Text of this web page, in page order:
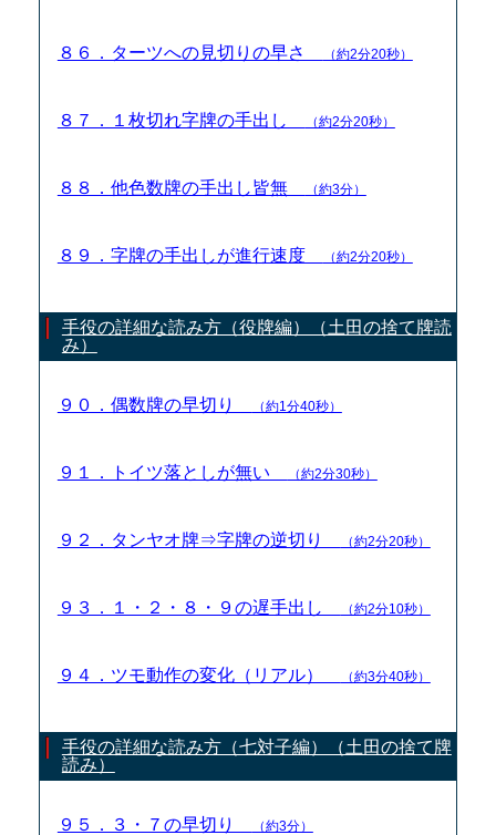
８６．ターツへの見切りの早さ （約2分20秒）
８７．１枚切れ字牌の手出し （約2分20秒）
８８．他色数牌の手出し皆無 （約3分）
８９．字牌の手出しが進行速度 （約2分20秒）
手役の詳細な読み方（役牌編）（土田の捨て牌読
み）
９０．偶数牌の早切り （約1分40秒）
９１．トイツ落としが無い （約2分30秒）
９２．タンヤオ牌⇒字牌の逆切り （約2分20秒）
９３．１・２・８・９の遅手出し （約2分10秒）
９４．ツモ動作の変化（リアル） （約3分40秒）
手役の詳細な読み方（七対子編）（土田の捨て牌
読み）
９５．３・７の早切り （約3分）